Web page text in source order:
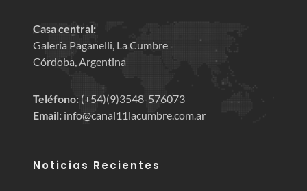
Casa central:
Galería Paganelli, La Cumbre
Córdoba, Argentina
Teléfono: (+54)(9)3548-576073
Email: info@canal11lacumbre.com.ar
Noticias Recientes